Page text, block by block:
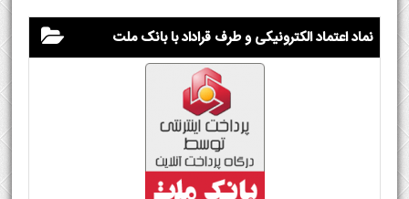
نماد اعتماد الکترونیکی و طرف قراداد با بانک ملت